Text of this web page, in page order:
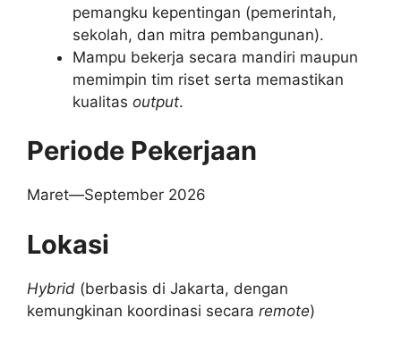
pemangku kepentingan (pemerintah,
sekolah, dan mitra pembangunan).
Mampu bekerja secara mandiri maupun
memimpin tim riset serta memastikan
kualitas output.
Periode Pekerjaan
Maret—September 2026
Lokasi
Hybrid (berbasis di Jakarta, dengan
kemungkinan koordinasi secara remote)